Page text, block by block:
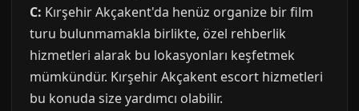
C: Kırşehir Akçakent'da henüz organize bir film
turu bulunmamakla birlikte, özel rehberlik
hizmetleri alarak bu lokasyonları keşfetmek
mümkündür. Kırşehir Akçakent escort hizmetleri
bu konuda size yardımcı olabilir.